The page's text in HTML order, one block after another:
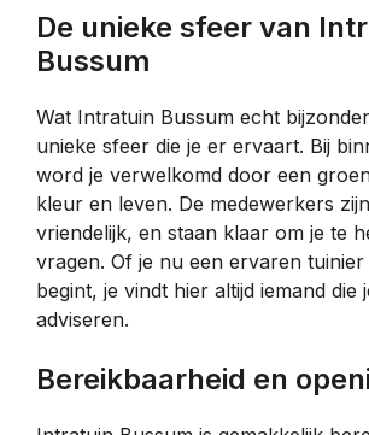
De unieke sfeer van Intratuin
Bussum
Wat Intratuin Bussum echt
unieke sfeer die je er ervaart. Bij
word je verwelkomd door een
kleur en leven. De medewerkers
vriendelijk, en staan klaar om je te
vragen. Of je nu een ervaren
begint, je vindt hier altijd iemand die
adviseren.
Bereikbaarheid en